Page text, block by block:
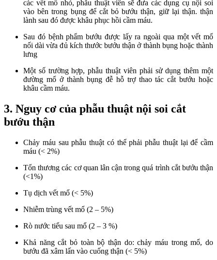
các vết mổ nhỏ, phẫu thuật viên sẽ đưa các dụng cụ nội soi
vào bên trong bụng để cắt bỏ bướu thận, giữ lại thận. thận
lành sau đó được khâu phục hồi cầm máu.
Sau đó bệnh phẩm bướu được lấy ra ngoài qua một vết mổ
nối dài vừa đủ kích thước bướu thận ở thành bụng hoặc thành
lưng
Một số trường hợp, phẫu thuật viên phải sử dụng thêm một
đường mổ ở thành bụng đễ hỗ trợ thao tác cắt bướu hoặc
khâu cầm máu.
3. Nguy cơ của phẫu thuật nội soi cắt
bướu thận
Chảy máu sau phẫu thuật có thể phải phẫu thuật lại để cầm
máu (< 2%)
Tổn thương các cơ quan lân cận trong quá trình cắt bướu thận
(<1%)
Tụ dịch vết mổ (< 5%)
Nhiễm trùng vết mổ (2 – 5%)
Rò nước tiểu sau mổ (2 – 3 %)
Khả năng cắt bỏ toàn bộ thận do: chảy máu trong mổ, do
bướu đã xâm lấn vào cuống thận (< 5%)